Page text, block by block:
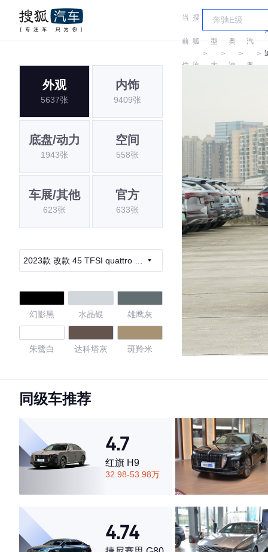
当
前
位
搜
狐
汽
＞
车
型
大
＞
奥
迪
＞
汽
奥
＞
外观
5637张
内饰
9409张
底盘/动力
1943张
空间
558张
车展/其他
623张
官方
633张
2023款 改款 45 TFSI quattro 臻
幻影黑 水晶银 雄鹰灰
朱鹭白 达科塔灰 斑羚米
星际黑 香槟黑
4.57
·外观表现一般，低于70%同级车
同级车推荐
4.7
红旗 H9
32.98-53.98万
4.74